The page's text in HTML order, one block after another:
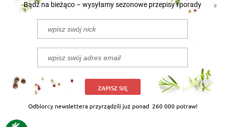
Bądź na bieżąco – wysyłamy sezonowe przepisy i porady
ZAPISZ SIĘ
Odbiorcy newslettera przyrządzili już ponad 260 000 potraw!